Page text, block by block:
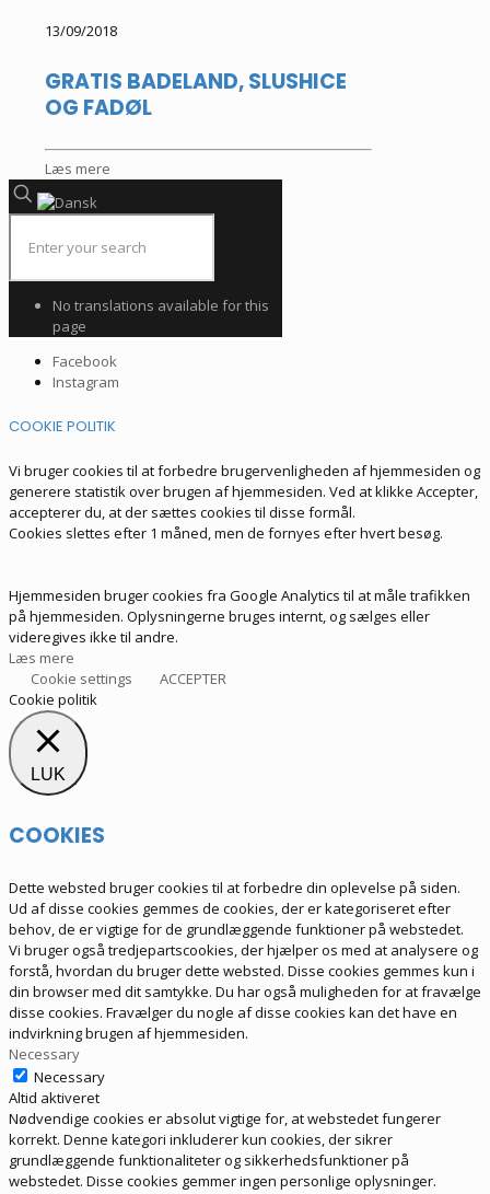
13/09/2018
GRATIS BADELAND, SLUSHICE
OG FADØL
Læs mere
No translations available for this
page
Facebook
Instagram
COOKIE POLITIK
Vi bruger cookies til at forbedre brugervenligheden af hjemmesiden og
generere statistik over brugen af hjemmesiden. Ved at klikke Accepter,
accepterer du, at der sættes cookies til disse formål.
Cookies slettes efter 1 måned, men de fornyes efter hvert besøg.
Hjemmesiden bruger cookies fra Google Analytics til at måle trafikken
på hjemmesiden. Oplysningerne bruges internt, og sælges eller
videregives ikke til andre.
Læs mere
Cookie settings
ACCEPTER
Cookie politik
LUK
COOKIES
Dette websted bruger cookies til at forbedre din oplevelse på siden.
Ud af disse cookies gemmes de cookies, der er kategoriseret efter
behov, de er vigtige for de grundlæggende funktioner på webstedet.
Vi bruger også tredjepartscookies, der hjælper os med at analysere og
forstå, hvordan du bruger dette websted. Disse cookies gemmes kun i
din browser med dit samtykke. Du har også muligheden for at fravælge
disse cookies. Fravælger du nogle af disse cookies kan det have en
indvirkning brugen af hjemmesiden.
Necessary
Necessary
Altid aktiveret
Nødvendige cookies er absolut vigtige for, at webstedet fungerer
korrekt. Denne kategori inkluderer kun cookies, der sikrer
grundlæggende funktionaliteter og sikkerhedsfunktioner på
webstedet. Disse cookies gemmer ingen personlige oplysninger.